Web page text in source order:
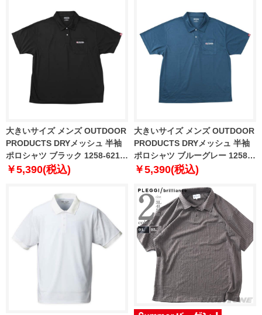
大きいサイズ メンズ OUTDOOR
PRODUCTS DRYメッシュ 半袖
ポロシャツ ブラック 1258-6217-
2 3L 4L 5L 6L 7L 8L
￥5,390(税込)
大きいサイズ メンズ OUTDOOR
PRODUCTS DRYメッシュ 半袖
ポロシャツ ブルーグレー 1258-
6217-3 3L 4L 5L 6L 7L 8L
￥5,390(税込)